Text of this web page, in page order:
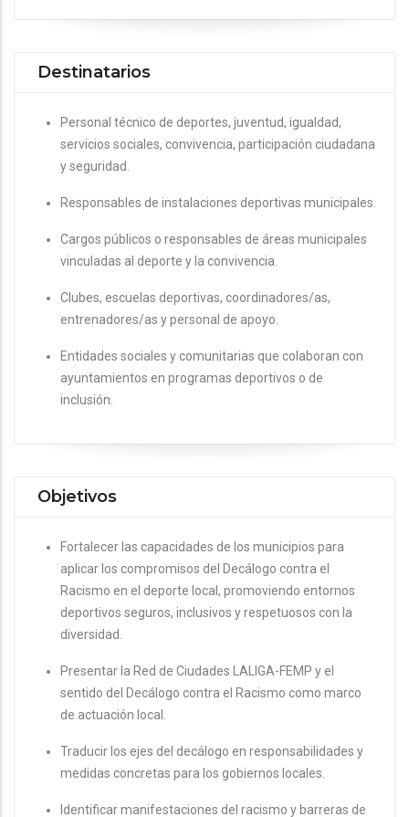
Destinatarios
Personal técnico de deportes, juventud, igualdad,
servicios sociales, convivencia, participación ciudadana
y seguridad.
Responsables de instalaciones deportivas municipales.
Cargos públicos o responsables de áreas municipales
vinculadas al deporte y la convivencia.
Clubes, escuelas deportivas, coordinadores/as,
entrenadores/as y personal de apoyo.
Entidades sociales y comunitarias que colaboran con
ayuntamientos en programas deportivos o de
inclusión.
Objetivos
Fortalecer las capacidades de los municipios para
aplicar los compromisos del Decálogo contra el
Racismo en el deporte local, promoviendo entornos
deportivos seguros, inclusivos y respetuosos con la
diversidad.
Presentar la Red de Ciudades LALIGA-FEMP y el
sentido del Decálogo contra el Racismo como marco
de actuación local.
Traducir los ejes del decálogo en responsabilidades y
medidas concretas para los gobiernos locales.
Identificar manifestaciones del racismo y barreras de